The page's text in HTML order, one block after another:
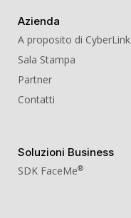
Azienda
A proposito di CyberLink
Sala Stampa
Partner
Contatti
Soluzioni Business
SDK FaceMe®